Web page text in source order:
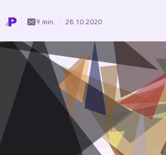
9 min. 28.10.2020